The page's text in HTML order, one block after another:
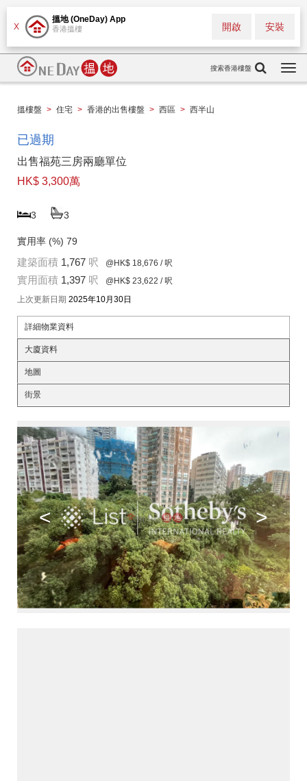
X
搵地 (OneDay) App
香港搵樓 安裝
開啟
搜索香港樓盤
搵樓盤 > 住宅 > 香港的出售樓盤 > 西區 > 西半山
已過期
出售福苑三房兩廳單位
HK$ 3,300萬
3 3
實用率 (%) 79
建築面積 1,767 呎 @HK$ 18,676 / 呎
實用面積 1,397 呎 @HK$ 23,622 / 呎
上次更新日期 2025年10月30日
詳細物業資料
大廈資料
地圖
街景
< >